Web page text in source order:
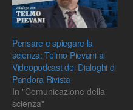
Pensare e spiegare la
scienza: Telmo Pievani al
Videopodcast dei Dialoghi di
Pandora Rivista
In "Comunicazione della
scienza"